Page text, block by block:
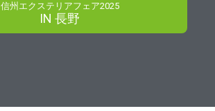
信州エクステリアフェア2025
IN 長野